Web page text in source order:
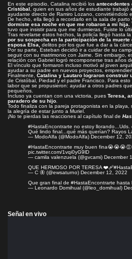
En este episodio, Catalina recibió los antecedentes
Cristóbal , quien en sus años de estudiante trabajó
ayudante directo de Ramiro Lozano, convirtiéndolo
De hecho, ella llegó a recordarlo en la sala de
dormiste esa noche en que me robaron a mi hija.
tuvo que insistir para que me durmieras. Fuiste lo
Tras revelarse estos hechos, la policía llegó hasta
por su sospecha en la participación de la muerte
esposa Elsa,
delitos por los que fue a dar a la
Por su parte, Esteban decidió ir a cuidar de su
seguir con su matrimonio con Jaime. Sin embargo,
relación con Gabriel logró recomponerse tras años
El vínculo que formaron incluso motivó al joven
ayudar a su padre en nuevos proyectos,
Finalmente,
Catalina y Lautaro lograron construir
de Cristóbal, Piedad y el padre Francisco. Para
labor que se propusieron: ayudar a otros padres
pequeños.
Incluso ya cuentan con una victoria, pues Teresa,
paradero de su hijo
Todo finaliza con la pareja protagonista en la playa,
la alegría de estar junto a Muriel.
¡No te pierdas las reacciones al capítulo final de
#HastaEncontrarte no estoy llorando...Uds.
Qué lindo final...qué más querían? Rayos
— ModoAlfa (@ModoAlfa) December 12,
#HastaEncontrarte muy buen
pic.twitter.com/1vqi0yG9lD
— camila valenzuela (@gvcami) December
QUE HERMOSO POR TERESA ❤️‍🩹
— C 🦋 (@ewsaturno) December 12, 2022
Que gran final de #HastaEncontrarte hasta
— Leonardo Domihual (@leo_domihual)
Señal en vivo